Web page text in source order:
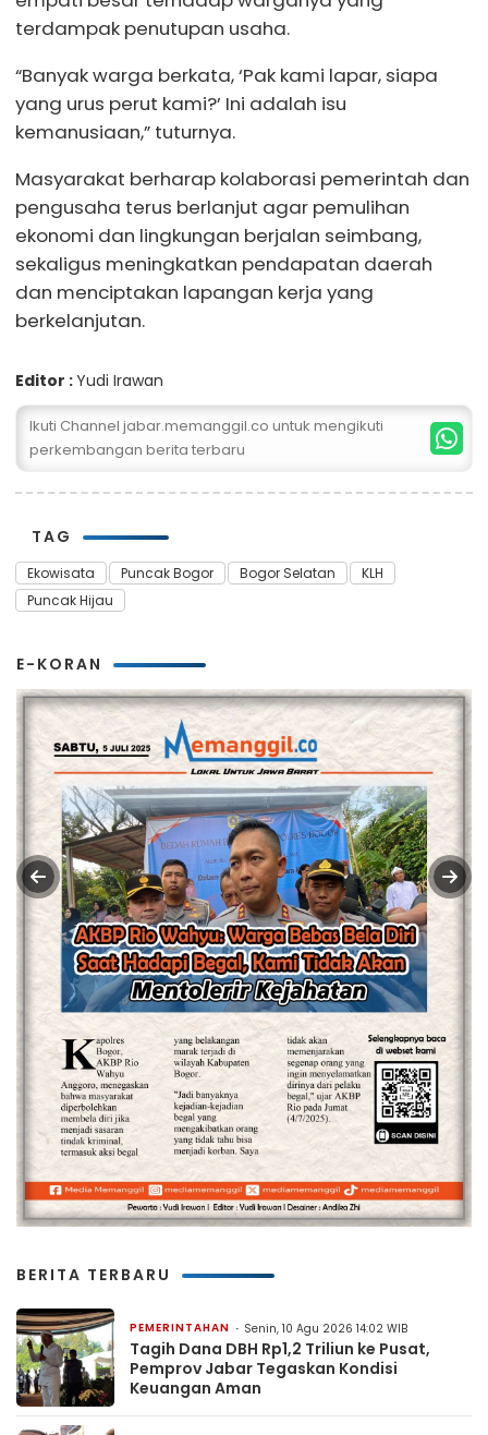
terdampak penutupan usaha.
“Banyak warga berkata, ‘Pak kami lapar, siapa
yang urus perut kami?’ Ini adalah isu
kemanusiaan,” tuturnya.
Masyarakat berharap kolaborasi pemerintah dan
pengusaha terus berlanjut agar pemulihan
ekonomi dan lingkungan berjalan seimbang,
sekaligus meningkatkan pendapatan daerah
dan menciptakan lapangan kerja yang
berkelanjutan.
Editor :Yudi Irawan
Ikuti Channel jabar.memanggil.co untuk mengikuti
perkembangan berita terbaru
TAG
Ekowisata Puncak Bogor Bogor Selatan
KLH
Puncak Hijau
E-KORAN
BERITA TERBARU
PEMERINTAHAN Senin, 10 Agu 2026 14:02 WIB
Tagih Dana DBH Rp1,2 Triliun ke Pusat,
Pemprov Jabar Tegaskan Kondisi
Keuangan Aman